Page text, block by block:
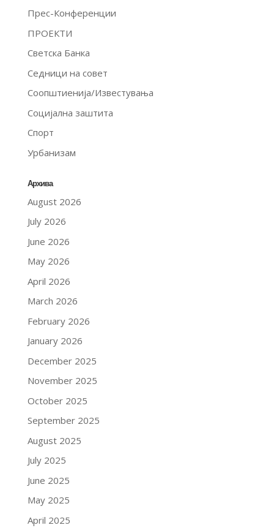
Прес-Конференции
ПРОЕКТИ
Светска Банка
Седници на совет
Соопштиенија/Известувања
Социјална заштита
Спорт
Урбанизам
Архива
August 2026
July 2026
June 2026
May 2026
April 2026
March 2026
February 2026
January 2026
December 2025
November 2025
October 2025
September 2025
August 2025
July 2025
June 2025
May 2025
April 2025